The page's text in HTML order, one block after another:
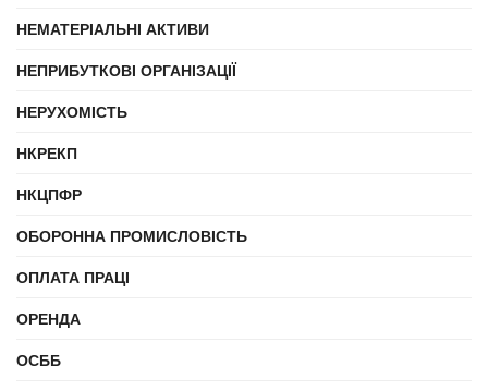
НЕМАТЕРІАЛЬНІ АКТИВИ
НЕПРИБУТКОВІ ОРГАНІЗАЦІЇ
НЕРУХОМІСТЬ
НКРЕКП
НКЦПФР
ОБОРОННА ПРОМИСЛОВІСТЬ
ОПЛАТА ПРАЦІ
ОРЕНДА
ОСББ